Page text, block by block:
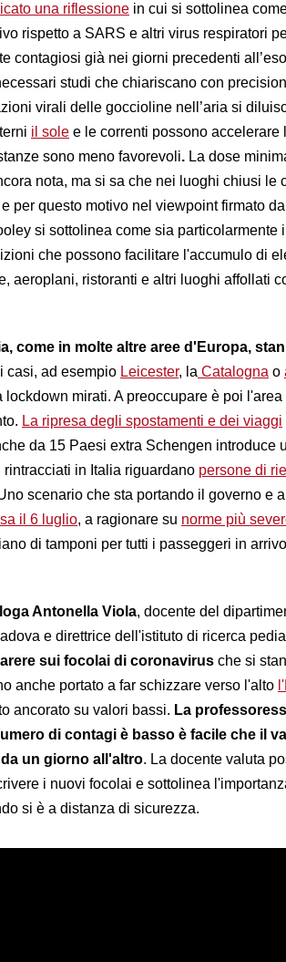
una riflessione in cui si sottolinea
rispetto a SARS e altri virus respiratori
contagiosi già nei giorni precedenti
studi che chiariscano con
virali delle goccioline nell’aria si
il sole e le correnti possono accelerare
sono meno favorevoli. La dose
nota, ma si sa che nei luoghi chiusi le
per questo motivo nel viewpoint firmato
si sottolinea come sia particolarmente
che possono facilitare l'accumulo di
aeroplani, ristoranti e altri luoghi affollati
come in molte altre aree d'Europa,
casi, ad esempio Leicester, la Catalogna o
lockdown mirati. A preoccupare è poi
La ripresa degli spostamenti e dei viaggi
da 15 Paesi extra Schengen introduce
in Italia riguardano persone di
scenario che sta portando il governo e
il 6 luglio, a ragionare su norme più
di tamponi per tutti i passeggeri in
Antonella Viola, docente del
e direttrice dell'istituto di ricerca
sui focolai di coronavirus che si
anche portato a far schizzare verso l'alto
ancorato su valori bassi. La
di contagi è basso è facile che il
un giorno all'altro. La docente valuta
i nuovi focolai e sottolinea
si è a distanza di sicurezza.